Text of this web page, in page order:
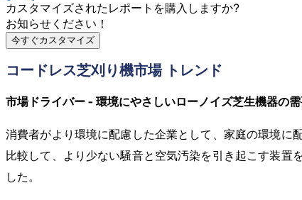
カスタマイズされたレポートを購入しますか?
お知らせください！
今すぐカスタマイズ
コードレス芝刈り機市場 トレンド
市場ドライバー - 環境にやさしいローノイズ芝生機器の
消費者がより環境に配慮した企業として、家庭の環境に
比較して、より少ない騒音と空気汚染を引き起こす装置
した。